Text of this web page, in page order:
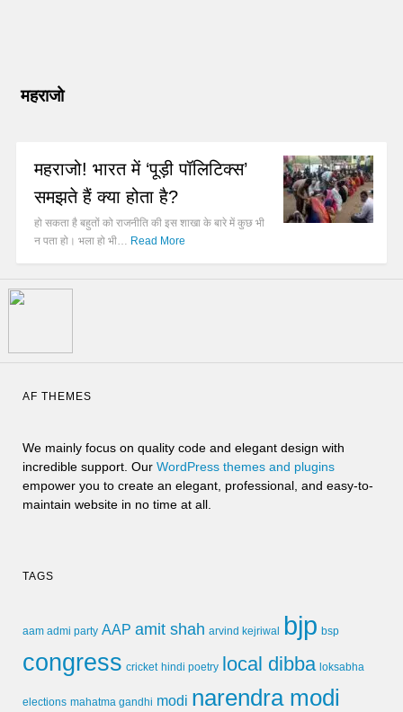
महराजो
महराजो! भारत में ‘पूड़ी पॉलिटिक्स’
समझते हैं क्या होता है?
हो सकता है बहुतों को राजनीति की इस शाखा के बारे में कुछ भी
न पता हो। भला हो भी… Read More
AF THEMES
We mainly focus on quality code and elegant design with
incredible support. Our WordPress themes and plugins
empower you to create an elegant, professional, and easy-to-
maintain website in no time at all.
TAGS
aam admi party AAP amit shah arvind kejriwal bjp bsp
congress cricket hindi poetry local dibba loksabha
elections mahatma gandhi modi narendra modi